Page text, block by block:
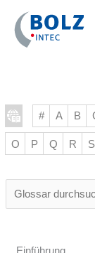
Inhalt
springen
# A B
O P Q R S
Glossar
durchsuchen
Einführung